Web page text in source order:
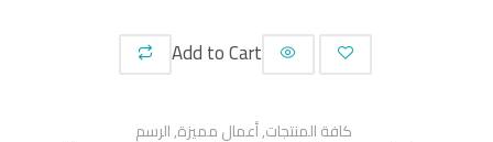
Add to Cart
كافة المنتجات,أعمال مميزة,الرسم